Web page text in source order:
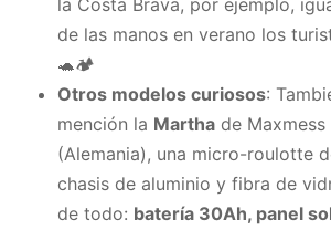
de las manos en verano los
🐢🏕️
Otros modelos curiosos:
mención la Martha de Maxmess
(Alemania), una micro-roulotte
chasis de aluminio y fibra de
de todo: batería 30Ah, panel